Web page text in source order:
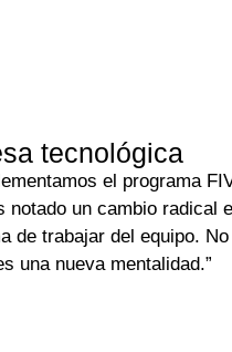
tecnológica
el programa
notado un cambio radical
de trabajar del equipo.
una nueva mentalidad.”